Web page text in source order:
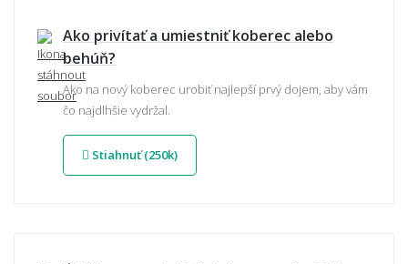
Ako privítať a umiestniť koberec alebo
behúň?
Ako na nový koberec urobiť najlepší prvý dojem, aby vám
čo najdlhšie vydržal.
Stiahnuť (250k)